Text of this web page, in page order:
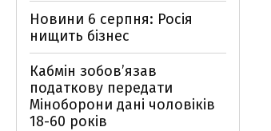
Новини 6 серпня: Росія
нищить бізнес
Кабмін зобовʼязав
податкову передати
Міноборони дані чоловіків
18-60 років